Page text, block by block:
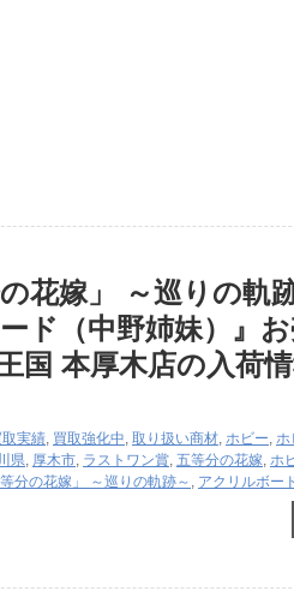
花嫁」 ～巡りの軌
ド（中野姉妹）』
国 本厚木店の入荷
実績 買取強化中 取り扱い商材 ホビー ホ
県 厚木市 ラストワン賞 五等分の花嫁 ホ
分の花嫁」 ～巡りの軌跡～ アクリルボー